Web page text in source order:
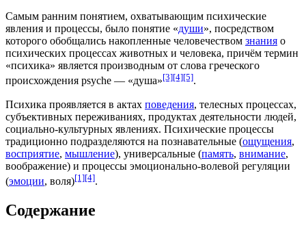
Самым ранним понятием, охватывающим психические
явления и процессы, было понятие «души», посредством
которого обобщались накопленные человечеством знания о
психических процессах животных и человека, причём термин
«психика» является производным от слова греческого
происхождения psyche — «душа»[3][4][5].
Психика проявляется в актах поведения, телесных процессах,
субъективных переживаниях, продуктах деятельности людей,
социально-культурных явлениях. Психические процессы
традиционно подразделяются на познавательные (ощущения,
восприятие, мышление), универсальные (память, внимание,
воображение) и процессы эмоционально-волевой регуляции
(эмоции, воля)[1][4].
Содержание